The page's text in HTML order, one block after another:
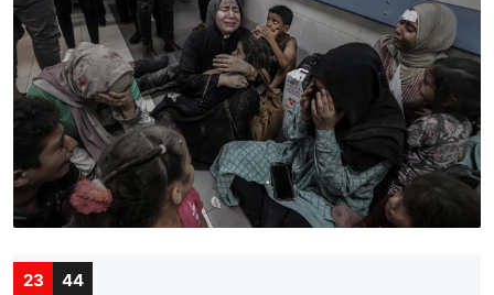
23 44